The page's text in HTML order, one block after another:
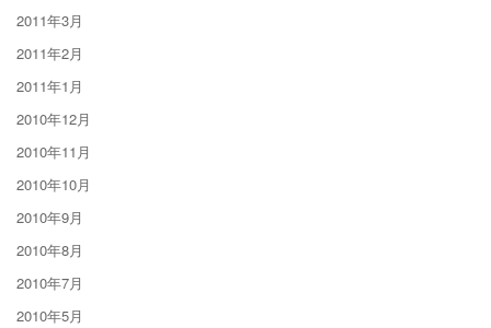
2011年3月
2011年2月
2011年1月
2010年12月
2010年11月
2010年10月
2010年9月
2010年8月
2010年7月
2010年5月